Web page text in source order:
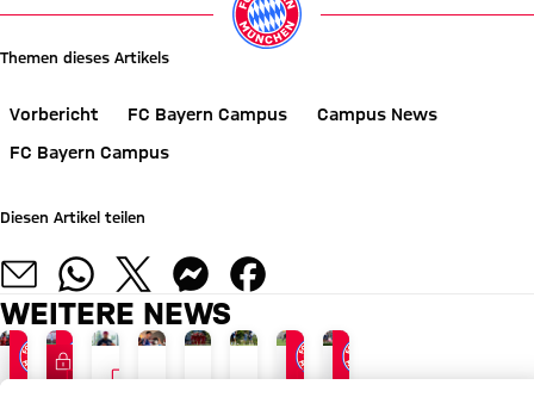
Themen dieses Artikels
Vorbericht FC Bayern Campus
Campus News
FC Bayern Campus
Diesen Artikel teilen
WEITERE NEWS
4:0-HEIMSIEG
FC Bayern TV PLUS
RELIVE
VIDEOINTERVIEW
VIDEO
INTERVIEW
JETZT INFORMIEREN
FC BAYERN TV PLUS
JETZT INFORMIEREN
GEGEN SCHWEINFURT
VIDEOREGIONALLIGA BAYERN